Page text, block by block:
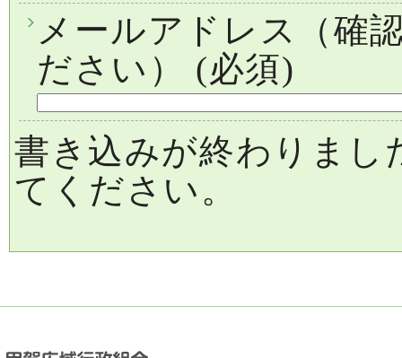
メールアドレス（確
ださい）
(必須)
書き込みが終わりまし
てください。